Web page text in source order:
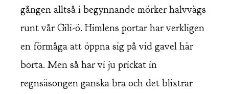
gången alltså i begynnande mörker halvvägs
runt vår Gili-ö. Himlens portar har verkligen
en förmåga att öppna sig på vid gavel här
borta. Men så har vi ju prickat in
regnsäsongen ganska bra och det blixtrar